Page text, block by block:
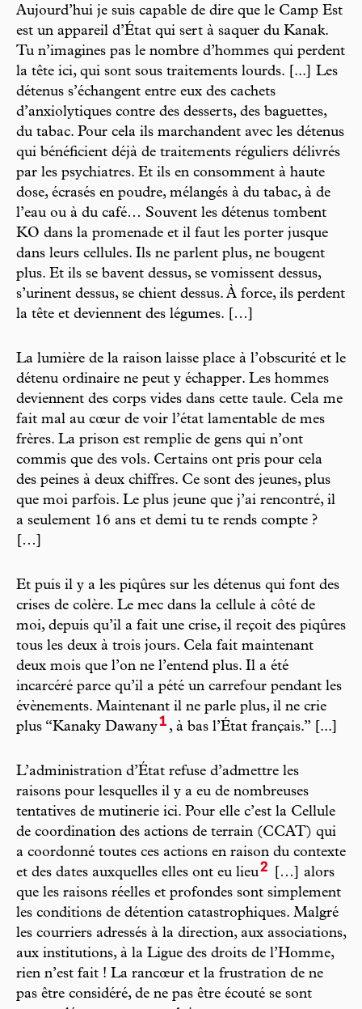
Aujourd’hui je suis capable de dire que le Camp Est
est un appareil d’État qui sert à saquer du Kanak.
Tu n’imagines pas le nombre d’hommes qui perdent
la tête ici, qui sont sous traitements lourds. [...] Les
détenus s’échangent entre eux des cachets
d’anxiolytiques contre des desserts, des baguettes,
du tabac. Pour cela ils marchandent avec les détenus
qui bénéficient déjà de traitements réguliers délivrés
par les psychiatres. Et ils en consomment à haute
dose, écrasés en poudre, mélangés à du tabac, à de
l’eau ou à du café… Souvent les détenus tombent
KO dans la promenade et il faut les porter jusque
dans leurs cellules. Ils ne parlent plus, ne bougent
plus. Et ils se bavent dessus, se vomissent dessus,
s’urinent dessus, se chient dessus. À force, ils perdent
la tête et deviennent des légumes. […]
La lumière de la raison laisse place à l’obscurité et le
détenu ordinaire ne peut y échapper. Les hommes
deviennent des corps vides dans cette taule. Cela me
fait mal au cœur de voir l’état lamentable de mes
frères. La prison est remplie de gens qui n’ont
commis que des vols. Certains ont pris pour cela
des peines à deux chiffres. Ce sont des jeunes, plus
que moi parfois. Le plus jeune que j’ai rencontré, il
a seulement 16 ans et demi tu te rends compte ?
[…]
Et puis il y a les piqûres sur les détenus qui font des
crises de colère. Le mec dans la cellule à côté de
moi, depuis qu’il a fait une crise, il reçoit des piqûres
tous les deux à trois jours. Cela fait maintenant
deux mois que l’on ne l’entend plus. Il a été
incarcéré parce qu’il a pété un carrefour pendant les
évènements. Maintenant il ne parle plus, il ne crie
plus “Kanaky Dawany1 , à bas l’État français.” [...]
L’administration d’État refuse d’admettre les
raisons pour lesquelles il y a eu de nombreuses
tentatives de mutinerie ici. Pour elle c’est la Cellule
de coordination des actions de terrain (CCAT) qui
a coordonné toutes ces actions en raison du contexte
et des dates auxquelles elles ont eu lieu2
[…] alors
que les raisons réelles et profondes sont simplement
les conditions de détention catastrophiques. Malgré
les courriers adressés à la direction, aux associations,
aux institutions, à la Ligue des droits de l’Homme,
rien n’est fait ! La rancœur et la frustration de ne
pas être considéré, de ne pas être écouté se sont